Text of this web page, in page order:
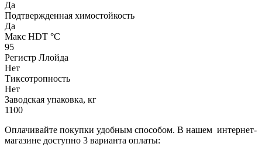
Да
Подтвержденная химостойкость
Да
Макс HDT °С
95
Регистр Ллойда
Нет
Тиксотропность
Нет
Заводская упаковка, кг
1100
Оплачивайте покупки удобным способом. В нашем интернет-
магазине доступно 3 варианта оплаты: